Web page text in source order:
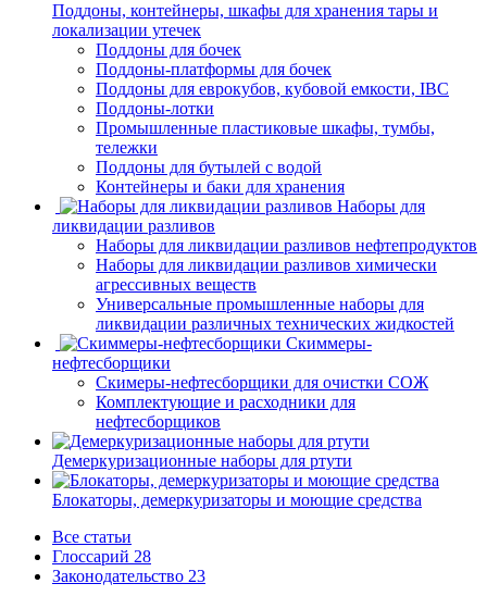
Поддоны, контейнеры, шкафы для хранения тары и
локализации утечек
Поддоны для бочек
Поддоны-платформы для бочек
Поддоны для еврокубов, кубовой емкости, IBC
Поддоны-лотки
Промышленные пластиковые шкафы, тумбы,
тележки
Поддоны для бутылей с водой
Контейнеры и баки для хранения
Наборы для
ликвидации разливов
Наборы для ликвидации разливов нефтепродуктов
Наборы для ликвидации разливов химически
агрессивных веществ
Универсальные промышленные наборы для
ликвидации различных технических жидкостей
Скиммеры-
нефтесборщики
Скимеры-нефтесборщики для очистки СОЖ
Комплектующие и расходники для
нефтесборщиков
Демеркуризационные наборы для ртути
Блокаторы, демеркуризаторы и моющие средства
Все статьи
Глоссарий 28
Законодательство 23